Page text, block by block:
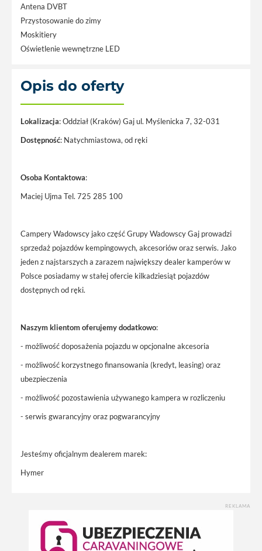
Antena DVBT
Przystosowanie do zimy
Moskitiery
Oświetlenie wewnętrzne LED
Opis do oferty
Lokalizacja: Oddział (Kraków) Gaj ul. Myślenicka 7, 32-031
Dostępność: Natychmiastowa, od ręki
Osoba Kontaktowa:
Maciej Ujma Tel. 725 285 100
Campery Wadowscy jako część Grupy Wadowscy Gaj prowadzi
sprzedaż pojazdów kempingowych, akcesoriów oraz serwis. Jako
jeden z najstarszych a zarazem największy dealer kamperów w
Polsce posiadamy w stałej ofercie kilkadziesiąt pojazdów
dostępnych od ręki.
Naszym klientom oferujemy dodatkowo:
- możliwość doposażenia pojazdu w opcjonalne akcesoria
- możliwość korzystnego finansowania (kredyt, leasing) oraz
ubezpieczenia
- możliwość pozostawienia używanego kampera w rozliczeniu
- serwis gwarancyjny oraz pogwarancyjny
Jesteśmy oficjalnym dealerem marek:
Hymer
REKLAMA